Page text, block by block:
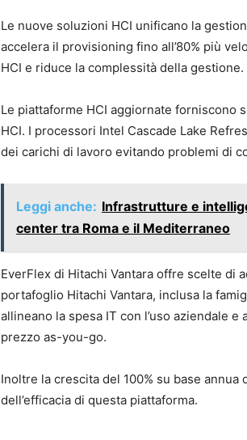
Le nuove soluzioni HCI unificano la
accelera il provisioning fino all’80% più
HCI e riduce la complessità della gestione.
Le piattaforme HCI aggiornate forniscono
HCI. I processori Intel Cascade Lake
dei carichi di lavoro evitando problemi di
Leggi anche: Infrastrutture e
center tra Roma e il Mediterraneo
EverFlex di Hitachi Vantara offre scelte di
portafoglio Hitachi Vantara, inclusa la
allineano la spesa IT con l’uso aziendale
prezzo as-you-go.
Inoltre la crescita del 100% su base
dell’efficacia di questa piattaforma.